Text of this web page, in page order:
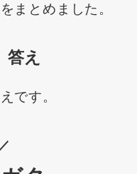
まとめました。
え
です。